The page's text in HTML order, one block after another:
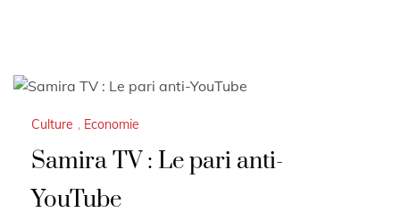
Culture , Economie
Samira TV : Le pari anti-
YouTube